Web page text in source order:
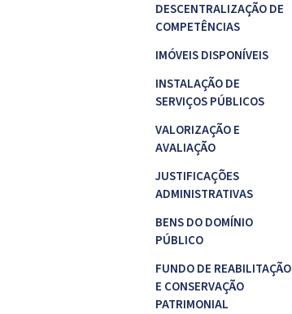
DESCENTRALIZAÇÃO DE
COMPETÊNCIAS
IMÓVEIS DISPONÍVEIS
INSTALAÇÃO DE
SERVIÇOS PÚBLICOS
VALORIZAÇÃO E
AVALIAÇÃO
JUSTIFICAÇÕES
ADMINISTRATIVAS
BENS DO DOMÍNIO
PÚBLICO
FUNDO DE REABILITAÇÃO
E CONSERVAÇÃO
PATRIMONIAL